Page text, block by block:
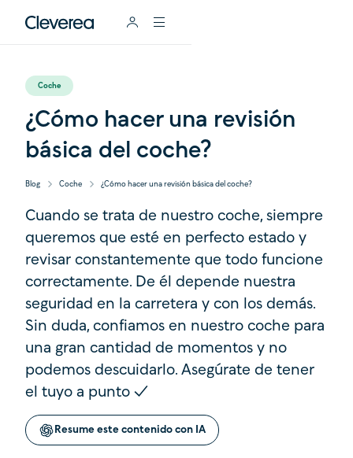
Coche
¿Cómo hacer una revisión
básica del coche?
Blog Coche ¿Cómo hacer una revisión básica del coche?
Cuando se trata de nuestro coche, siempre
queremos que esté en perfecto estado y
revisar constantemente que todo funcione
correctamente. De él depende nuestra
seguridad en la carretera y con los demás.
Sin duda, confiamos en nuestro coche para
una gran cantidad de momentos y no
podemos descuidarlo. Asegúrate de tener
el tuyo a punto ✓
Resume este contenido con IA